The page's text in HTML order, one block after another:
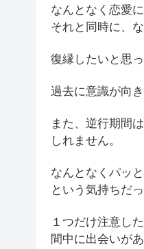
なんとなく恋愛
それと同時に、
復縁したいと思
過去に意識が向
また、逆行期間
しれません。
なんとなくパッ
という気持ちだ
１つだけ注意し
間中に出会いが